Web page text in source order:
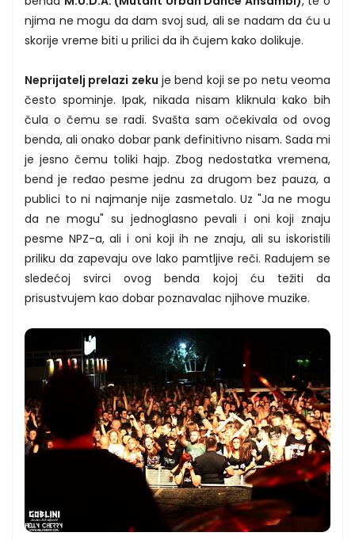
njima ne mogu da dam svoj sud, ali se nadam da ću u
skorije vreme biti u prilici da ih čujem kako dolikuje.
Neprijatelj prelazi zeku je bend koji se po netu veoma
često spominje. Ipak, nikada nisam kliknula kako bih
čula o čemu se radi. Svašta sam očekivala od ovog
benda, ali onako dobar pank definitivno nisam. Sada mi
je jesno čemu toliki hajp. Zbog nedostatka vremena,
bend je ređao pesme jednu za drugom bez pauza, a
publici to ni najmanje nije zasmetalo. Uz "Ja ne mogu
da ne mogu" su jednoglasno pevali i oni koji znaju
pesme NPZ-a, ali i oni koji ih ne znaju, ali su iskoristili
priliku da zapevaju ove lako pamtljive reči. Radujem se
sledećoj svirci ovog benda kojoj ću težiti da
prisustvujem kao dobar poznavalac njihove muzike.